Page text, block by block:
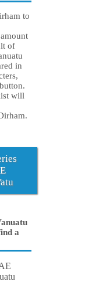
to
of
in
will
a